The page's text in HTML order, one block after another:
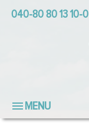
040-80 80 13 10-0
MENU